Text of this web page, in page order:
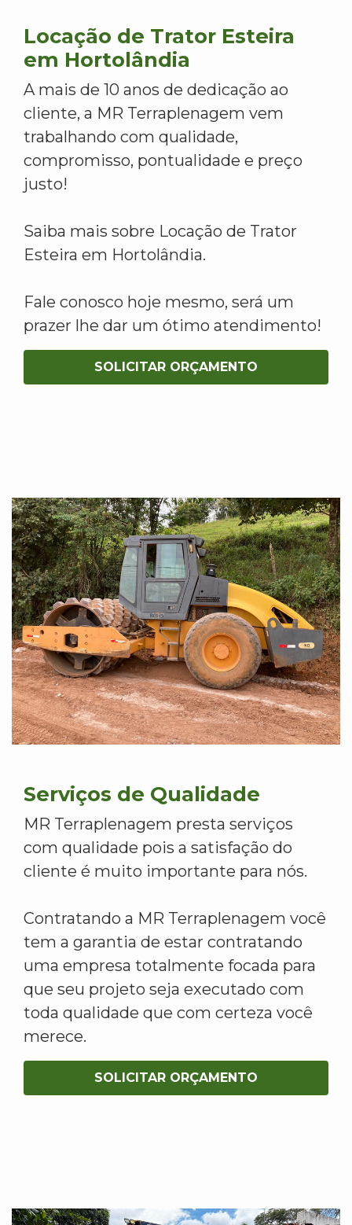
Locação de Trator Esteira
em Hortolândia
A mais de 10 anos de dedicação ao
cliente, a MR Terraplenagem vem
trabalhando com qualidade,
compromisso, pontualidade e preço
justo!
Saiba mais sobre Locação de Trator
Esteira em Hortolândia.
Fale conosco hoje mesmo, será um
prazer lhe dar um ótimo atendimento!
SOLICITAR ORÇAMENTO
Serviços de Qualidade
MR Terraplenagem presta serviços
com qualidade pois a satisfação do
cliente é muito importante para nós.
Contratando a MR Terraplenagem você
tem a garantia de estar contratando
uma empresa totalmente focada para
que seu projeto seja executado com
toda qualidade que com certeza você
merece.
SOLICITAR ORÇAMENTO